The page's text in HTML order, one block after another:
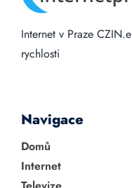
Internet v Praze
rychlosti
Navigace
Domů
Internet